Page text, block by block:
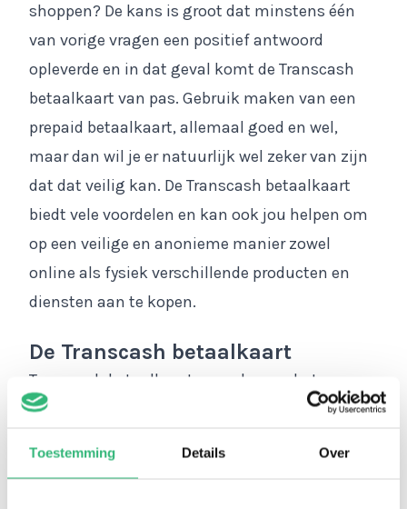
Toestemming Details Over
shoppen? De kans is groot dat minstens één
van vorige vragen een positief antwoord
opleverde en in dat geval komt de Transcash
betaalkaart van pas. Gebruik maken van een
prepaid betaalkaart, allemaal goed en wel,
maar dan wil je er natuurlijk wel zeker van zijn
dat dat veilig kan. De Transcash betaalkaart
biedt vele voordelen en kan ook jou helpen om
op een veilige en anonieme manier zowel
online als fysiek verschillende producten en
diensten aan te kopen.
De Transcash betaalkaart
Transcash betaalkaarten werken op het
netwerk van Mastercard, met het verschil dat
wanneer je graag een limiet op en controle over